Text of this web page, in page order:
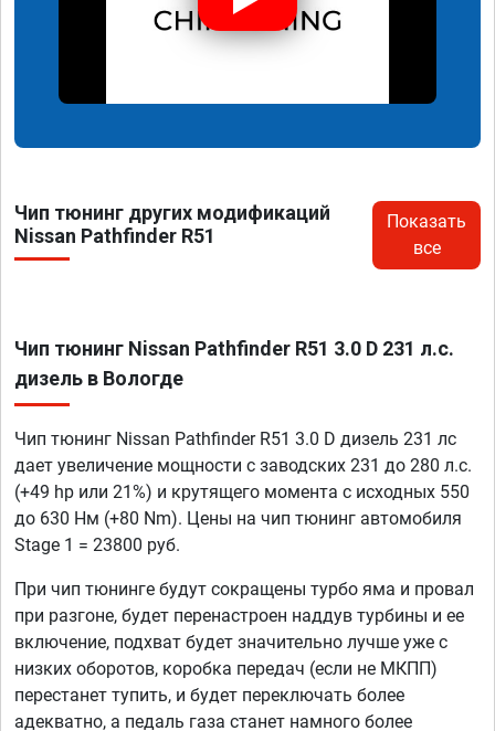
Чип тюнинг других модификаций
Nissan Pathfinder R51
Показать
все
Чип тюнинг Nissan Pathfinder R51 3.0 D 231 л.с.
дизель в Вологде
Чип тюнинг Nissan Pathfinder R51 3.0 D дизель 231 лс
дает увеличение мощности с заводских 231 до 280 л.с.
(+49 hp или 21%) и крутящего момента с исходных 550
до 630 Нм (+80 Nm). Цены на чип тюнинг автомобиля
Stage 1 = 23800 руб.
При чип тюнинге будут сокращены турбо яма и провал
при разгоне, будет перенастроен наддув турбины и ее
включение, подхват будет значительно лучше уже с
низких оборотов, коробка передач (если не МКПП)
перестанет тупить, и будет переключать более
адекватно, а педаль газа станет намного более